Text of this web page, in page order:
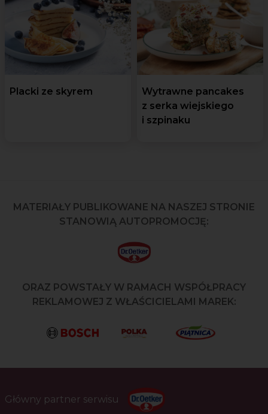
Placki ze skyrem
Wytrawne pancakes
z serka wiejskiego
i szpinaku
MATERIAŁY PUBLIKOWANE NA NASZEJ STRONIE
STANOWIĄ AUTOPROMOCJĘ:
ORAZ POWSTAŁY W RAMACH WSPÓŁPRACY
REKLAMOWEJ Z WŁAŚCICIELAMI MAREK:
Główny partner serwisu